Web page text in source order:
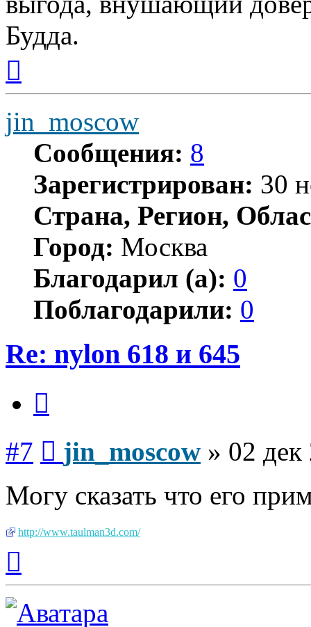
Будда.
началу
jin_moscow
Сообщения: 8
Зарегистрирован: 30
Страна, Регион,
Город: Москва
Благодарил (а): 0
Поблагодарили: 0
Re: nylon 618 и 645
#7 jin_moscow » 02
Могу сказать что его
http://www.taulman3d.com/
началу